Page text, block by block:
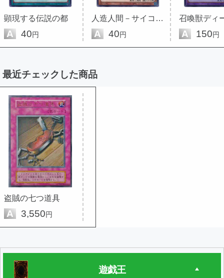
顕現する伝説の都
A 40円
人造人間－サイコ・エナジー・シ...
A 40円 A 150円
最近チェックした商品
盗賊の七つ道具
A 3,550円
遊戯王